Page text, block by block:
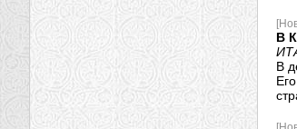
В
В